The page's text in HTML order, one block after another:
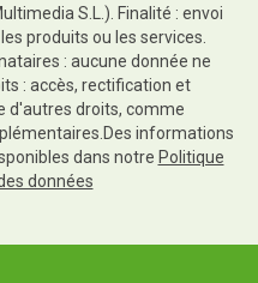
S.L.). Finalité : envoi
produits ou les services.
: aucune donnée ne
: accès, rectification et
d'autres droits, comme
informations
dans notre Politique
données